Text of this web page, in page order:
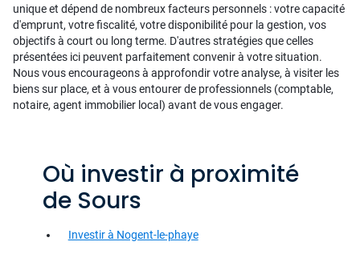
unique et dépend de nombreux facteurs personnels : votre capacité
d'emprunt, votre fiscalité, votre disponibilité pour la gestion, vos
objectifs à court ou long terme. D'autres stratégies que celles
présentées ici peuvent parfaitement convenir à votre situation.
Nous vous encourageons à approfondir votre analyse, à visiter les
biens sur place, et à vous entourer de professionnels (comptable,
notaire, agent immobilier local) avant de vous engager.
Où investir à proximité
de Sours
Investir à Nogent-le-phaye